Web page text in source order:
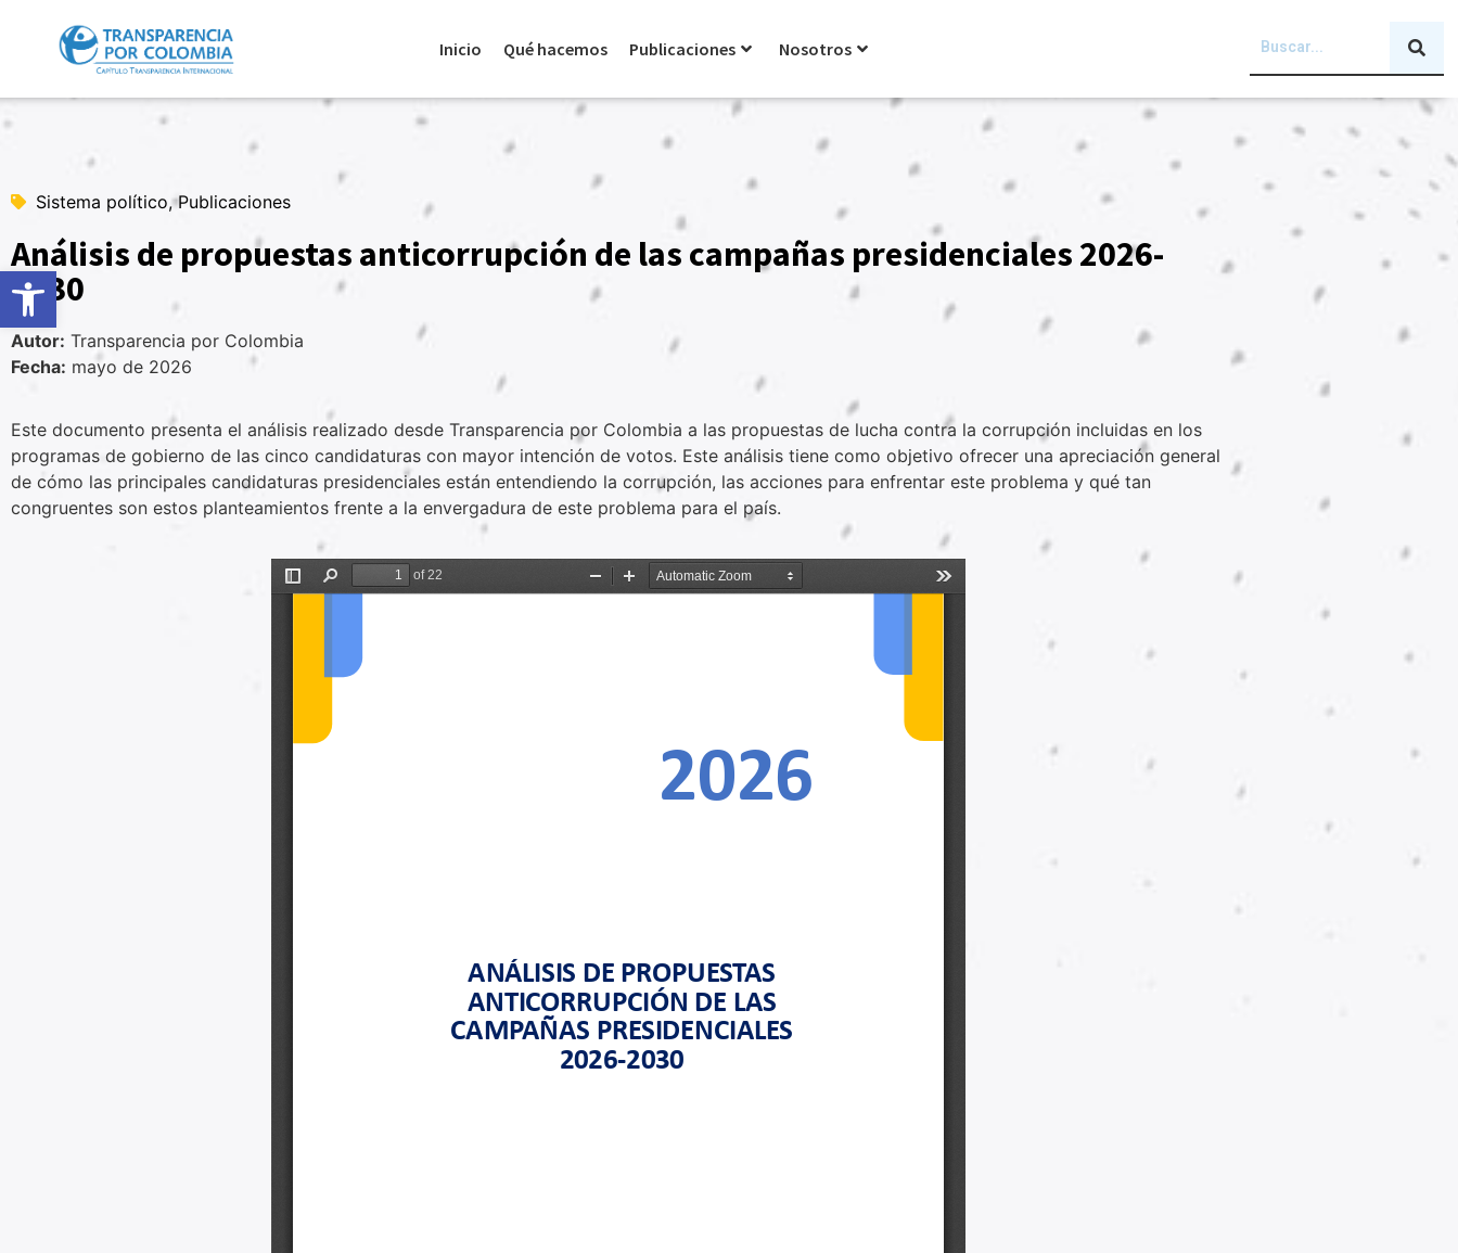
Abrir barra de herramientas
Inicio Qué hacemos Publicaciones Nosotros
Sistema político, Publicaciones
Análisis de propuestas anticorrupción de las campañas presidenciales 2026-
2030
Autor: Transparencia por Colombia
Fecha: mayo de 2026
Este documento presenta el análisis realizado desde Transparencia por Colombia a las propuestas de lucha contra la corrupción incluidas en los
programas de gobierno de las cinco candidaturas con mayor intención de votos. Este análisis tiene como objetivo ofrecer una apreciación general
de cómo las principales candidaturas presidenciales están entendiendo la corrupción, las acciones para enfrentar este problema y qué tan
congruentes son estos planteamientos frente a la envergadura de este problema para el país.